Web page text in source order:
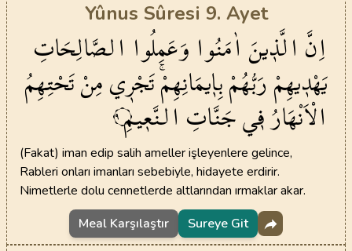
Yûnus Sûresi 9. Ayet
اِنَّ الَّذ۪ينَ اٰمَنُوا وَعَمِلُوا الصَّالِحَاتِ
يَهْد۪يهِمْرَبُّهُمْبِا۪يمَانِهِمْۚتَجْر۪يمِنْتَحْتِهِمُ
الْاَنْهَارُف۪يجَنَّاتِالنَّع۪يمِ٩
(Fakat) iman edip salih ameller işleyenlere gelince,
Rableri onları imanları sebebiyle, hidayete erdirir.
Nimetlerle dolu cennetlerde altlarından ırmaklar akar.
Meal Karşılaştır
Sureye Git